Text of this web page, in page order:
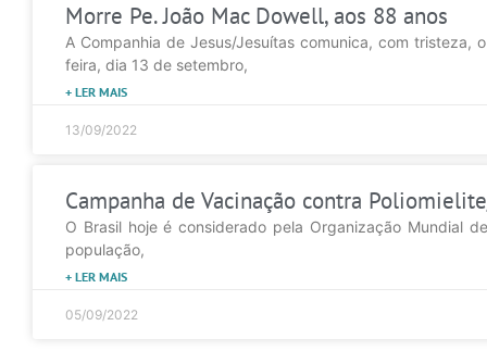
Morre Pe. João Mac Dowell, aos 88 anos
A Companhia de Jesus/Jesuítas comunica, com tristeza,
feira, dia 13 de setembro,
+ LER MAIS
13/09/2022
Campanha de Vacinação contra
O Brasil hoje é considerado pela Organização Mundial
população,
+ LER MAIS
05/09/2022